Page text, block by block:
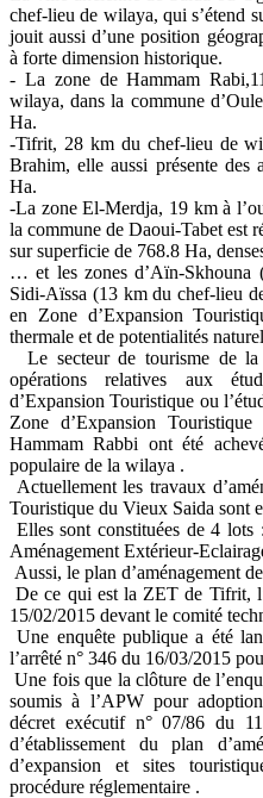
chef-lieu de wilaya, qui s’étend
jouit aussi d’une position
à forte dimension historique.
- La zone de Hammam
wilaya, dans la commune
Ha.
-Tifrit, 28 km du chef-lieu de
Brahim, elle aussi présente des
Ha.
-La zone El-Merdja, 19 km à
la commune de Daoui-Tabet est
sur superficie de 768.8 Ha,
… et les zones d’Aïn-
Sidi-Aïssa (13 km du chef-lieu
en Zone d’Expansion
thermale et de potentialités
Le secteur de tourisme de
opérations relatives aux
d’Expansion Touristique ou
Zone d’Expansion
Hammam Rabbi ont été
populaire de la wilaya .
Actuellement les travaux
Touristique du Vieux Saida sont
Elles sont constituées de 4
Aménagement Extérieur-
Aussi, le plan d’aménagement
De ce qui est la ZET de Tifrit,
15/02/2015 devant le comité
Une enquête publique a été
l’arrêté n° 346 du 16/03/2015
Une fois que la clôture de
soumis à l’APW pour
décret exécutif n° 07/86 du
d’établissement du plan
d’expansion et sites
procédure réglementaire .